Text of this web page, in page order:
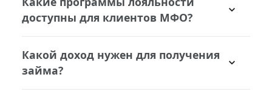
карту ВИЗА, Мастеркард, МИР.
доступны для клиентов МФО?
процентная ставка и увеличивается
доступная сумма.
Какой доход нужен для получения
займа?